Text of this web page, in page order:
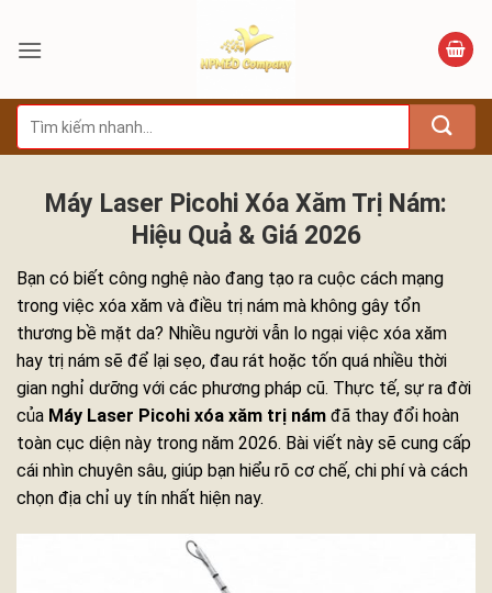
qua
dung
Tìm
kiếm:
Máy Laser Picohi Xóa Xăm Trị Nám:
Hiệu Quả & Giá 2026
Bạn có biết công nghệ nào đang tạo ra cuộc cách mạng
trong việc xóa xăm và điều trị nám mà không gây tổn
thương bề mặt da? Nhiều người vẫn lo ngại việc xóa xăm
hay trị nám sẽ để lại sẹo, đau rát hoặc tốn quá nhiều thời
gian nghỉ dưỡng với các phương pháp cũ. Thực tế, sự ra đời
của Máy Laser Picohi xóa xăm trị nám đã thay đổi hoàn
toàn cục diện này trong năm 2026. Bài viết này sẽ cung cấp
cái nhìn chuyên sâu, giúp bạn hiểu rõ cơ chế, chi phí và cách
chọn địa chỉ uy tín nhất hiện nay.